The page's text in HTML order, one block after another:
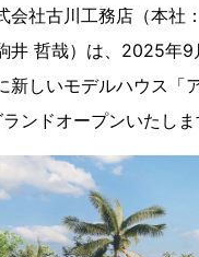
会社古川工務店（本社
井 哲哉）は、2025年9
新しいモデルハウス「
ンドオープンいたしま